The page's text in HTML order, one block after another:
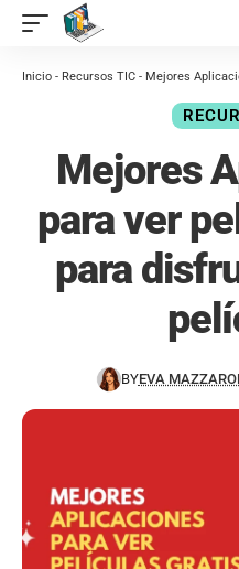
contenido
Inicio - Recursos TIC - Mejores Aplicaciones
Mejores
para ver
para
BYEVA